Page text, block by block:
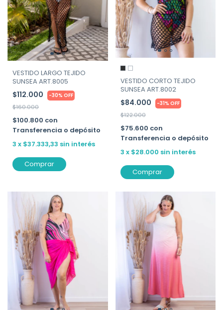
VESTIDO LARGO TEJIDO
SUNSEA ART.8005
$112.000 -30% OFF
$160.000
$100.800 con
Transferencia o depósito
3 x $37.333,33 sin interés
Comprar
VESTIDO CORTO TEJIDO
SUNSEA ART.8002
$84.000 -31% OFF
$122.000
$75.600 con
Transferencia o depósito
3 x $28.000 sin interés
Comprar